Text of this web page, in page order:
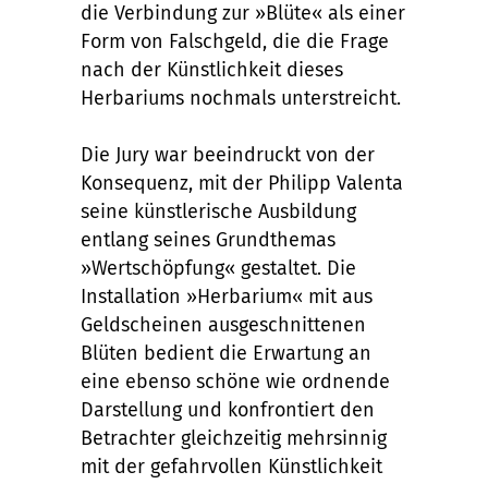
die Verbindung zur »Blüte« als einer
Form von Falschgeld, die die Frage
nach der Künstlichkeit dieses
Herbariums nochmals unterstreicht.
Die Jury war beeindruckt von der
Konsequenz, mit der Philipp Valenta
seine künstlerische Ausbildung
entlang seines Grundthemas
»Wertschöpfung« gestaltet. Die
Installation »Herbarium« mit aus
Geldscheinen ausgeschnittenen
Blüten bedient die Erwartung an
eine ebenso schöne wie ordnende
Darstellung und konfrontiert den
Betrachter gleichzeitig mehrsinnig
mit der gefahrvollen Künstlichkeit